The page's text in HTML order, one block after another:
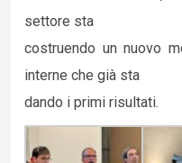
settore sta
costruendo un nuovo
interne che già sta
dando i primi risultati.